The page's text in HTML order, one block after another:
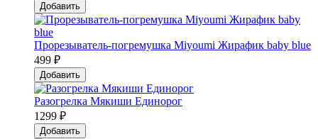
Добавить
Прорезыватель-погремушка Мiyoumi Жирафик baby blue
499 ₽
Добавить
Разогрелка Мякиши Единорог
1299 ₽
Добавить